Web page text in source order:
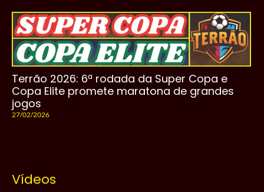
Terrão 2026: 6ª rodada da Super Copa e
Copa Elite promete maratona de grandes
jogos
27/02/2026
Vídeos